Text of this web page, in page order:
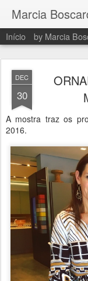
Marcia
Início by Marcia
DEC
30
A mostra traz os
2016.